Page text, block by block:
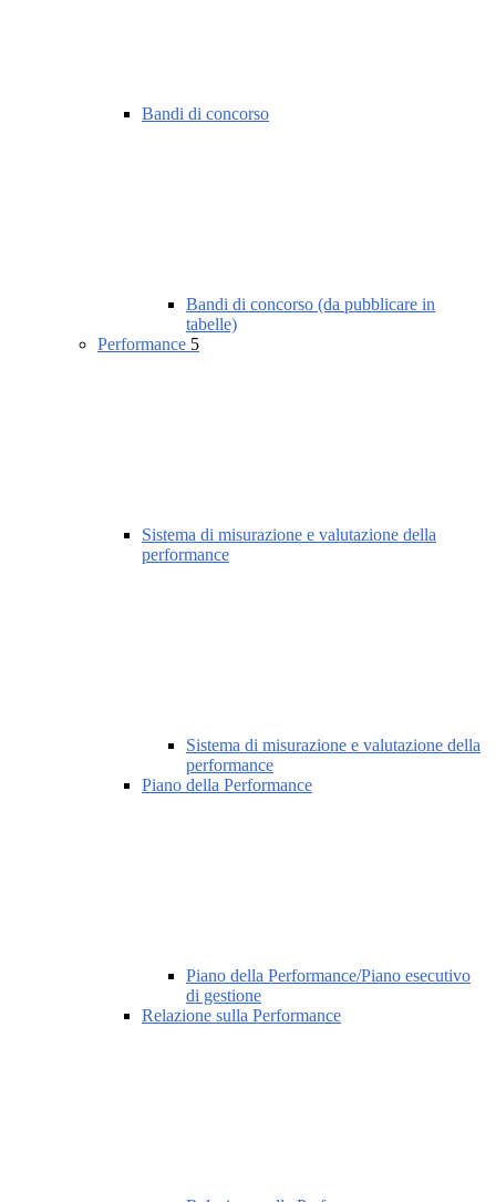
Bandi di concorso
Bandi di concorso (da pubblicare in
tabelle)
Performance 5
Sistema di misurazione e valutazione della
performance
Sistema di misurazione e valutazione della
performance
Piano della Performance
Piano della Performance/Piano esecutivo
di gestione
Relazione sulla Performance